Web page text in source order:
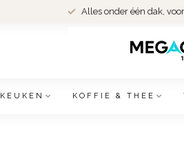
Alles onder één dak,
KEUKEN KOFFIE & THEE